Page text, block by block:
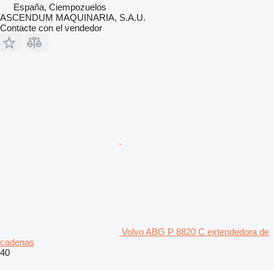
España, Ciempozuelos
ASCENDUM MAQUINARIA, S.A.U.
Contacte con el vendedor
Volvo ABG P 8820 C extendedora de
cadenas
40